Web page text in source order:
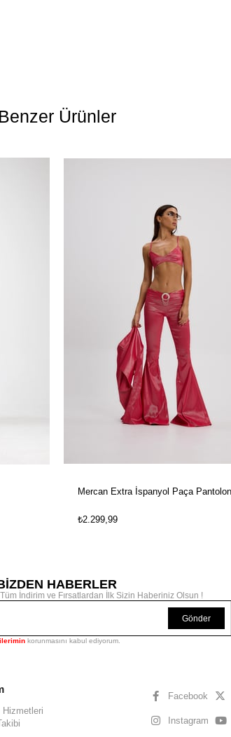
Benzer Ürünler
Mercan Extra İspanyol Paça Pantolon
₺2.299,99
HABERLER
İndirim ve Fırsatlardan İlk Sizin Haberiniz Olsun !
Gönder
korunmasını kabul ediyorum.
Hizmetleri
Facebook
Instagram